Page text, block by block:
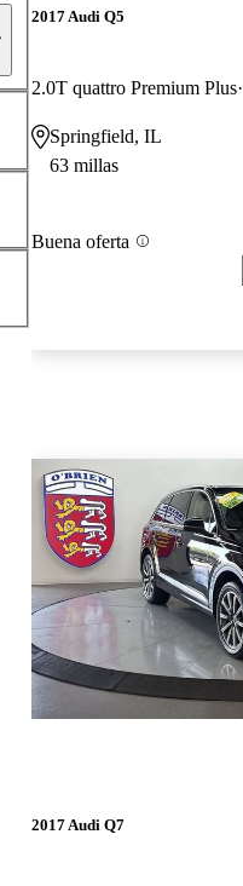
2017 Audi Q5
2.0T quattro Premium Plus
Springfield, IL
63 millas
Buena oferta
2017 Audi Q7